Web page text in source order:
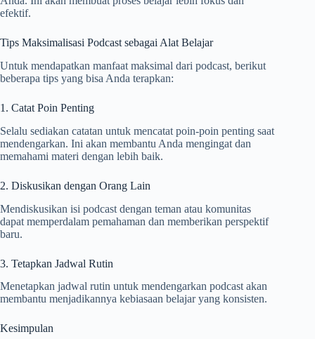
efektif.
Tips Maksimalisasi Podcast sebagai Alat Belajar
Untuk mendapatkan manfaat maksimal dari podcast, berikut
beberapa tips yang bisa Anda terapkan:
1. Catat Poin Penting
Selalu sediakan catatan untuk mencatat poin-poin penting saat
mendengarkan. Ini akan membantu Anda mengingat dan
memahami materi dengan lebih baik.
2. Diskusikan dengan Orang Lain
Mendiskusikan isi podcast dengan teman atau komunitas
dapat memperdalam pemahaman dan memberikan perspektif
baru.
3. Tetapkan Jadwal Rutin
Menetapkan jadwal rutin untuk mendengarkan podcast akan
membantu menjadikannya kebiasaan belajar yang konsisten.
Kesimpulan